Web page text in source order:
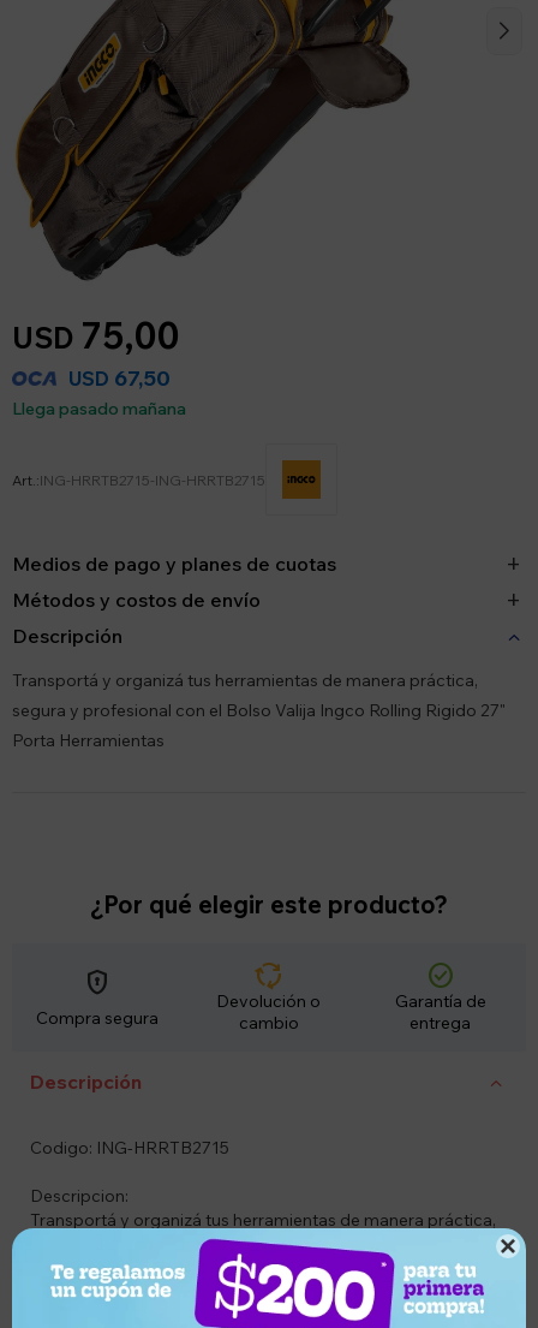

USD 75,00
USD 67,50
Llega pasado mañana
ING-HRRTB2715-ING-HRRTB2715
Medios de pago y planes de cuotas
Métodos y costos de envío
Descripción
Transportá y organizá tus herramientas de manera práctica,
segura y profesional con el Bolso Valija Ingco Rolling Rigido 27"
Porta Herramientas
¿Por qué elegir este producto?
encrypted
Compra segura
cycle
Devolución o
cambio
check_circle
Garantía de
entrega
Descripción
Codigo: ING-HRRTB2715
Descripcion:
Transportá y organizá tus herramientas de manera práctica,
segura y profesional con el bolso valija rígido INGCO
HRRTB2715. Diseñado para trabajos exigentes, cuenta con
estructura reforzada, ruedas resistentes y mango
telescópico para facilitar el traslado incluso con carga